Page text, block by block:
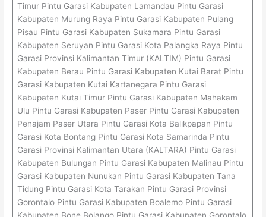
Timur Pintu Garasi Kabupaten Lamandau Pintu Garasi
Kabupaten Murung Raya Pintu Garasi Kabupaten Pulang
Pisau Pintu Garasi Kabupaten Sukamara Pintu Garasi
Kabupaten Seruyan Pintu Garasi Kota Palangka Raya Pintu
Garasi Provinsi Kalimantan Timur (KALTIM) Pintu Garasi
Kabupaten Berau Pintu Garasi Kabupaten Kutai Barat Pintu
Garasi Kabupaten Kutai Kartanegara Pintu Garasi
Kabupaten Kutai Timur Pintu Garasi Kabupaten Mahakam
Ulu Pintu Garasi Kabupaten Paser Pintu Garasi Kabupaten
Penajam Paser Utara Pintu Garasi Kota Balikpapan Pintu
Garasi Kota Bontang Pintu Garasi Kota Samarinda Pintu
Garasi Provinsi Kalimantan Utara (KALTARA) Pintu Garasi
Kabupaten Bulungan Pintu Garasi Kabupaten Malinau Pintu
Garasi Kabupaten Nunukan Pintu Garasi Kabupaten Tana
Tidung Pintu Garasi Kota Tarakan Pintu Garasi Provinsi
Gorontalo Pintu Garasi Kabupaten Boalemo Pintu Garasi